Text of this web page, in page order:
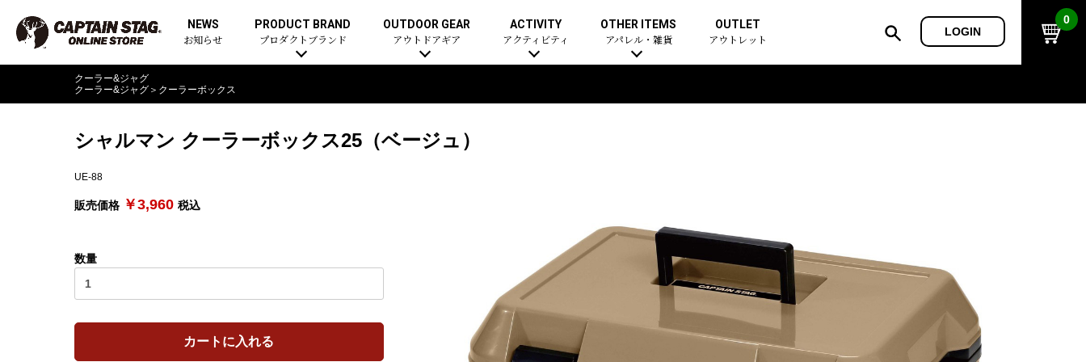
NEWS
お知らせ
PRODUCT BRAND
プロダクトブランド
OUTDOOR GEAR
アウトドアギア
ACTIVITY
アクティビティ
OTHER ITEMS
アパレル・雑貨
OUTLET
アウトレット
LOGIN
0
クーラー&ジャグ
クーラー&ジャグ ＞ クーラーボックス
シャルマン クーラーボックス25（ベージュ）
UE-88
販売価格 ￥3,960 税込
数量
カートに入れる